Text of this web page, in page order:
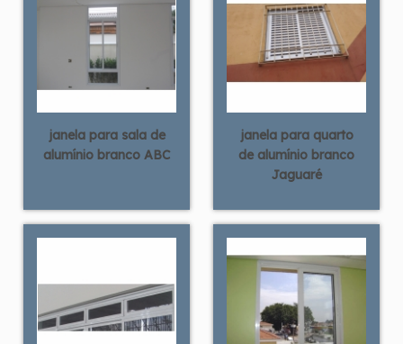
janela para sala de
alumínio branco ABC
janela para quarto
de alumínio branco
Jaguaré